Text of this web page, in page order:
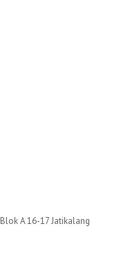
A 16-17 Jatikalang